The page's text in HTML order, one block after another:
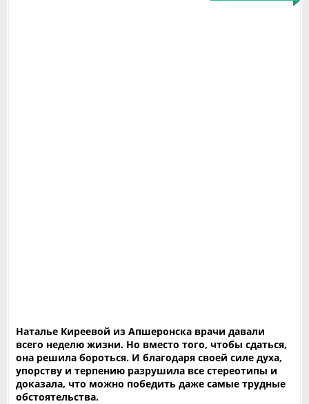
Наталье Киреевой из Апшеронска врачи давали
всего неделю жизни. Но вместо того, чтобы сдаться,
она решила бороться. И благодаря своей силе духа,
упорству и терпению разрушила все стереотипы и
доказала, что можно победить даже самые трудные
обстоятельства.